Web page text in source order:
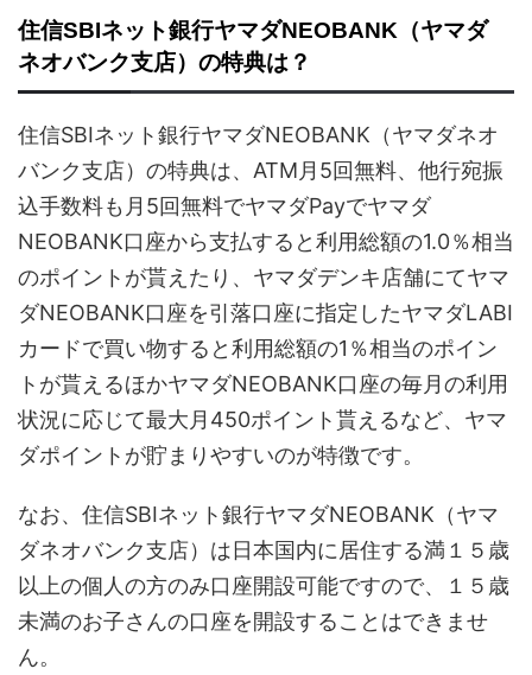
住信SBIネット銀行ヤマダNEOBANK（ヤマダ
ネオバンク支店）の特典は？
住信SBIネット銀行ヤマダNEOBANK（ヤマダネオ
バンク支店）の特典は、ATM月5回無料、他行宛振
込手数料も月5回無料でヤマダPayでヤマダ
NEOBANK口座から支払すると利用総額の1.0％相当
のポイントが貰えたり、ヤマダデンキ店舗にてヤマ
ダNEOBANK口座を引落口座に指定したヤマダLABI
カードで買い物すると利用総額の1％相当のポイン
トが貰えるほかヤマダNEOBANK口座の毎月の利用
状況に応じて最大月450ポイント貰えるなど、ヤマ
ダポイントが貯まりやすいのが特徴です。
なお、住信SBIネット銀行ヤマダNEOBANK（ヤマ
ダネオバンク支店）は日本国内に居住する満１５歳
以上の個人の方のみ口座開設可能ですので、１５歳
未満のお子さんの口座を開設することはできませ
ん。